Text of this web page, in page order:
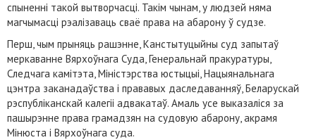
спыненні такой вытворчасці. Такім чынам, у людзей няма
магчымасці рэалізаваць сваё права на абарону ў судзе.
Перш, чым прыняць рашэнне, Канстытуцыйны суд запытаў
меркаванне Вярхоўнага Суда, Генеральнай пракуратуры,
Следчага камітэта, Міністэрства юстыцыі, Нацыянальнага
цэнтра заканадаўства і прававых даследаванняў, Беларускай
рэспубліканскай калегіі адвакатаў. Амаль усе выказаліся за
пашырэнне права грамадзян на судовую абарону, акрамя
Мінюста і Вярхоўнага суда.